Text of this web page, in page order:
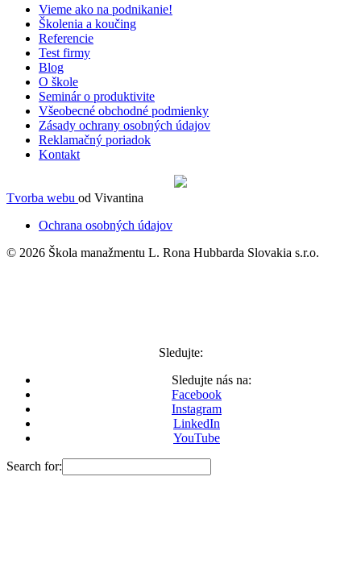
Vieme ako na podnikanie!
Školenia a koučing
Referencie
Test firmy
Blog
O škole
Seminár o produktivite
Všeobecné obchodné podmienky
Zásady ochrany osobných údajov
Reklamačný poriadok
Kontakt
Tvorba webu od Vivantina
Ochrana osobných údajov
© 2026 Škola manažmentu L. Rona Hubbarda Slovakia s.r.o.
Sledujte:
Sledujte nás na:
Facebook
Instagram
LinkedIn
YouTube
Search for: